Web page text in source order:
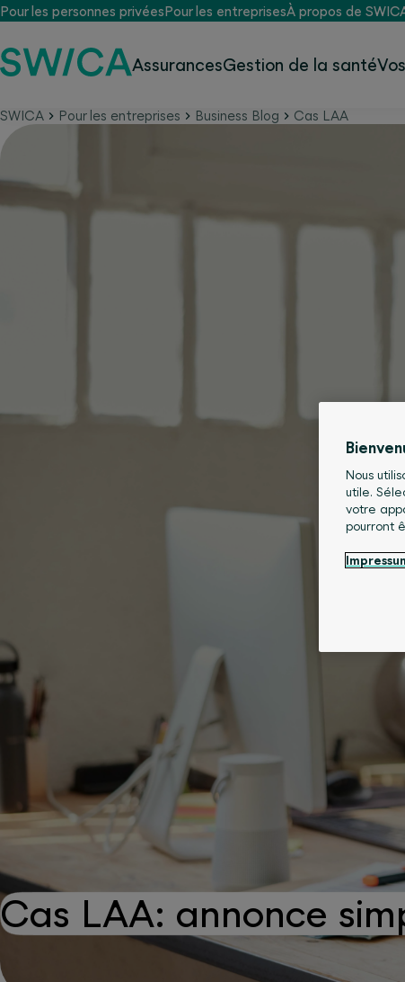
Pour les personnes privéesPour les entreprisesÀ propos de
AssurancesGestion de la santé
SWICA Pour les entreprises Business Blog Cas LAA
Cas LAA: annonce
Nous
utile.
votre
pourront